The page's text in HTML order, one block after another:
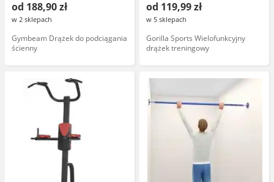
od 188,90 zł
w 2 sklepach
Gymbeam Drążek do podciągania
ścienny
od 119,99 zł
w 5 sklepach
Gorilla Sports Wielofunkcyjny
drążek treningowy